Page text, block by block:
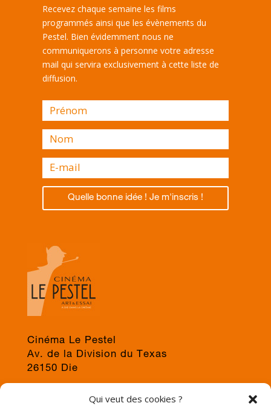
Qui veut des cookies ?
Recevez chaque semaine les films
programmés ainsi que les évènements du
Pestel. Bien évidemment nous ne
communiquerons à personne votre adresse
mail qui servira exclusivement à cette liste de
diffusion.
Quelle bonne idée ! Je m'inscris !
Cinéma Le Pestel
Av. de la Division du Texas
26150 Die